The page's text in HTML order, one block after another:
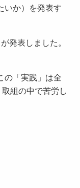
いか）を発表す
発表しました。
の「実践」は全
組の中で苦労し